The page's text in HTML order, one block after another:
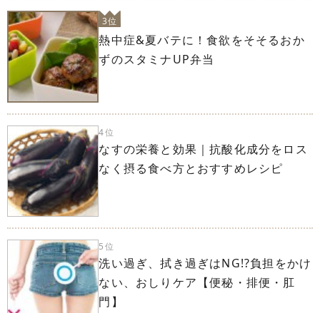
3位
熱中症&夏バテに！食欲をそそるおか
ずのスタミナUP弁当
4位
なすの栄養と効果｜抗酸化成分をロス
なく摂る食べ方とおすすめレシピ
5位
洗い過ぎ、拭き過ぎはNG!?負担をかけ
ない、おしりケア【便秘・排便・肛
門】